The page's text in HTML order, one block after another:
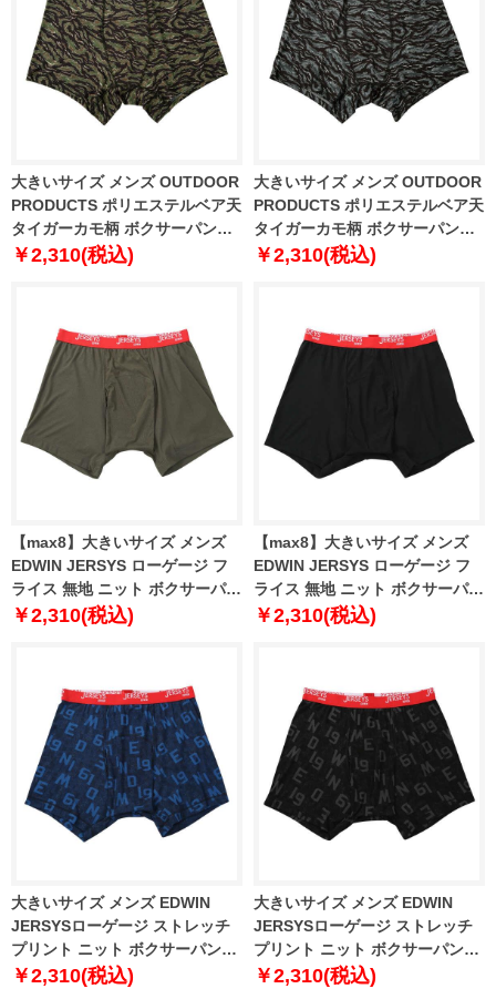
大きいサイズ メンズ OUTDOOR
PRODUCTS ポリエステルベア天
タイガーカモ柄 ボクサーパンツ
ブラック×カーキ 1249-6222-1
￥2,310(税込)
大きいサイズ メンズ OUTDOOR
PRODUCTS ポリエステルベア天
タイガーカモ柄 ボクサーパンツ
ブラック×チャコール 1249-
￥2,310(税込)
【max8】大きいサイズ メンズ
EDWIN JERSYS ローゲージ フ
ライス 無地 ニット ボクサーパン
ツ ダークカーキ 1249-5320-1 3L
￥2,310(税込)
【max8】大きいサイズ メンズ
EDWIN JERSYS ローゲージ フ
ライス 無地 ニット ボクサーパン
ツ ブラック 1249-5320-2 3L 4L
￥2,310(税込)
大きいサイズ メンズ EDWIN
JERSYSローゲージ ストレッチ
プリント ニット ボクサーパンツ
ネイビー 1249-5321-1 3L 4L 5L
￥2,310(税込)
大きいサイズ メンズ EDWIN
JERSYSローゲージ ストレッチ
プリント ニット ボクサーパンツ
ブラック 1249-5321-2 3L 4L 5L
￥2,310(税込)